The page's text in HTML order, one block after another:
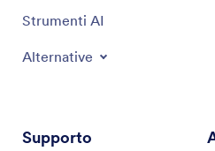
Strumenti AI
Alternative
Supporto